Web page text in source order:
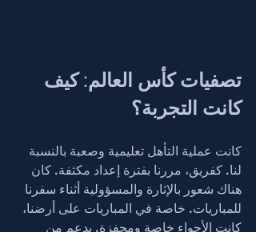
تصفيات كأس العالم: كيف
كانت التجربة؟
كانت عملية التأهل تعليمية وصعبة بالنسبة
لنا. كفريق، مررنا بفترة إعداد مكثفة. كان
هناك شعور بالإثارة والمسؤولية أثناء سفرنا
للمباريات. خاصة في المباريات على أرضنا،
كانت الأجواء خاصة ومحفزة. بدعم من